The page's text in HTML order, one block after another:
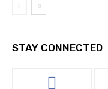
STAY CONNECTED